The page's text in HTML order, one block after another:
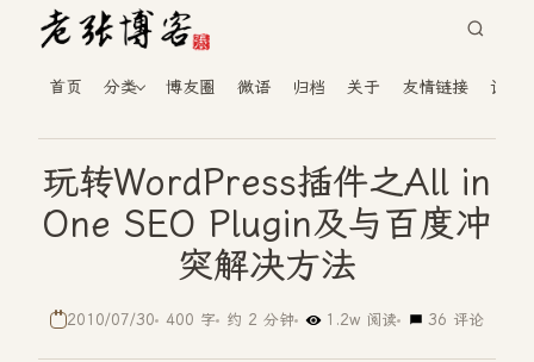
首页 分类 博友圈 微语 归档 关于 友情链接 读者
玩转WordPress插件之All in
One SEO Plugin及与百度冲
突解决方法
2010/07/30 400 字 约 2 分钟 1.2w 阅读 36 评论